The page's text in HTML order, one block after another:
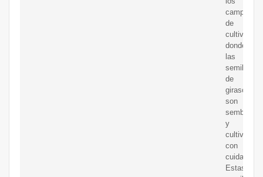
campos
de
cultivo,
donde
las
semillas
de
girasol
son
sembradas
y
cultivadas
con
cuidado.
Estas